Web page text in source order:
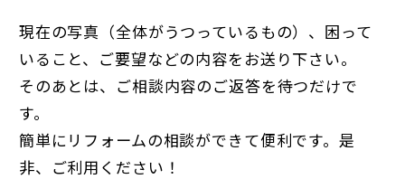
現在の写真（全体がうつっているもの）、困って
いること、ご要望などの内容をお送り下さい。
そのあとは、ご相談内容のご返答を待つだけで
す。
簡単にリフォームの相談ができて便利です。是
非、ご利用ください！